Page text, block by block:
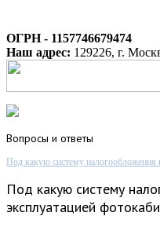
ОГРН - 1157746679474
Наш адрес: 129226, г.
Вопросы и ответы
Под какую систему налогообложения
Под какую систему
эксплуатацией